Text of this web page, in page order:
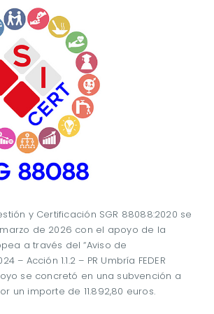
y Certificación SGR 88088:2020 se
de 2026 con el apoyo de la
a través del “Aviso de
– Acción 1.1.2 – PR Umbría FEDER
se concretó en una subvención a
un importe de 11.892,80 euros.